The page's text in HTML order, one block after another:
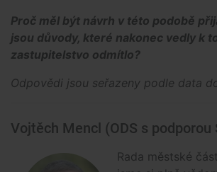
Proč měl být návrh v této podobě
jsou důvody, které nakonec vedly k
zastupitelstvo odmítlo?
Odpovědi jsou seřazeny podle data
Vojtěch Mencl (ODS s podporou
Rada městské